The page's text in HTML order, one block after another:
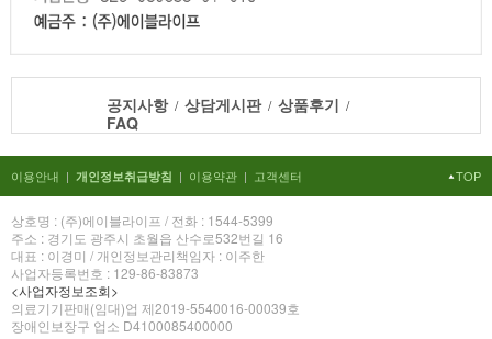
공지사항/ 상담게시판/ 상품후기 /
FAQ
이용안내 | 개인정보취급방침 | 이용약관 | 고객센터 TOP
상호명 : (주)에이블라이프 / 전화 : 1544-5399
주소 : 경기도 광주시 초월읍 산수로532번길 16
대표 : 이경미 / 개인정보관리책임자 : 이주한
사업자등록번호 : 129-86-83873
<사업자정보조회>
의료기기판매(임대)업 제2019-5540016-00039호
장애인보장구 업소 D4100085400000